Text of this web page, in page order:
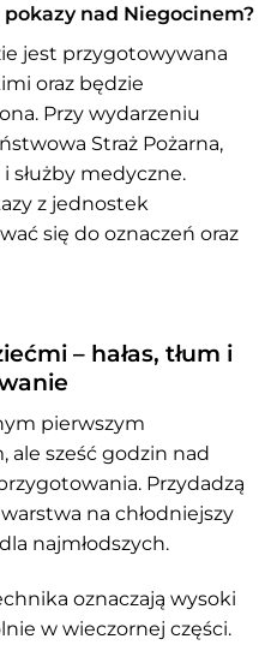
nad Niegocinem?
jest przygotowywana
oraz będzie
Przy wydarzeniu
Straż Pożarna,
i służby medyczne.
z jednostek
się do oznaczeń oraz
– hałas, tłum i
pierwszym
sześć godzin nad
Przydadzą
na chłodniejszy
najmłodszych.
oznaczają wysoki
w wieczornej części.